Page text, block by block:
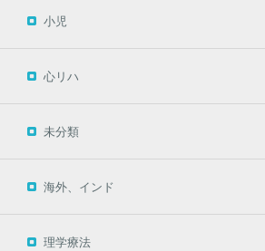
小児
心リハ
未分類
海外、インド
理学療法